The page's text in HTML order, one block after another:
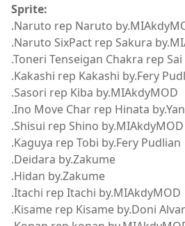
Sprite:
.Naruto rep Naruto
.Naruto SixPact rep Sakura
.Toneri Tenseigan Chakra rep
.Kakashi rep Kakashi by.Fery
.Sasori rep Kiba by.MIAkdyMOD
.Ino Move Char rep Hinata
.Shisui rep Shino by.MIAkdyMOD
.Kaguya rep Tobi by.Fery Pudlian
.Deidara by.Zakume
.Hidan by.Zakume
.Itachi rep Itachi by.MIAkdyMOD
.Kisame rep Kisame by.Doni